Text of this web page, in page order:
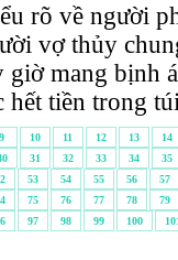
rõ về người
vợ thủy
giờ mang bịnh
tiền trong
9 10 11 12 13
14
31 32 33 34
35
53 54 55 56
57
75 76 77 78
79
97 98 99 100